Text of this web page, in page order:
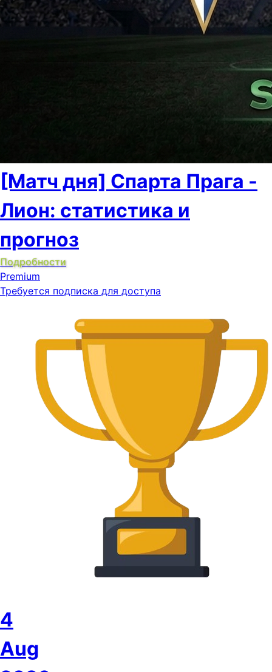
[Матч дня] Спарта Прага -
Лион: статистика и
прогноз
Подробности
Premium
Требуется подписка для доступа
4
Aug